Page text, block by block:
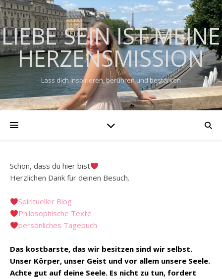
LIEBE SEIN IST MEINE
HERZENSMISSION
Lass dich inspirieren, berühren und bestärken
Schön, dass du hier bist
Herzlichen Dank für deinen Besuch.
Spiritueller Blog
Philosophische Texte
persönliches Tagebuch
Das kostbarste, das wir besitzen sind wir selbst.
Unser Körper, unser Geist und vor allem unsere Seele.
Achte gut auf deine Seele. Es nicht zu tun, fordert